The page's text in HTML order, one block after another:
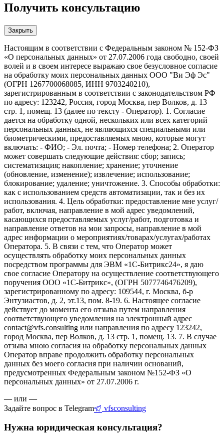
Получить консультацию
Закрыть
Настоящим в соответствии с Федеральным законом № 152-ФЗ
«О персональных данных» от 27.07.2006 года свободно, своей
волей и в своем интересе выражаю свое безусловное согласие
на обработку моих персональных данных ООО "Ви Эф Эс"
(ОГРН 1267700068085, ИНН 9703240210),
зарегистрированным в соответствии с законодательством РФ
по адресу: 123242, Россия, город Москва, пер Волков, д. 13
стр. 1, помещ. 13 (далее по тексту - Оператор). 1. Согласие
дается на обработку одной, нескольких или всех категорий
персональных данных, не являющихся специальными или
биометрическими, предоставляемых мною, которые могут
включать: - ФИО; - Эл. почта; - Номер телефона; 2. Оператор
может совершать следующие действия: сбор; запись;
систематизация; накопление; хранение; уточнение
(обновление, изменение); извлечение; использование;
блокирование; удаление; уничтожение. 3. Способы обработки:
как с использованием средств автоматизации, так и без их
использования. 4. Цель обработки: предоставление мне услуг/
работ, включая, направление в мой адрес уведомлений,
касающихся предоставляемых услуг/работ, подготовка и
направление ответов на мои запросы, направление в мой
адрес информации о мероприятиях/товарах/услугах/работах
Оператора. 5. В связи с тем, что Оператор может
осуществлять обработку моих персональных данных
посредством программы для ЭВМ «1С-Битрикс24», я даю
свое согласие Оператору на осуществление соответствующего
поручения ООО «1С-Битрикс», (ОГРН 5077746476209),
зарегистрированному по адресу: 109544, г. Москва, б-р
Энтузиастов, д. 2, эт.13, пом. 8-19. 6. Настоящее согласие
действует до момента его отзыва путем направления
соответствующего уведомления на электронный адрес
contact@vfs.consulting или направления по адресу 123242,
город Москва, пер Волков, д. 13 стр. 1, помещ. 13. 7. В случае
отзыва мною согласия на обработку персональных данных
Оператор вправе продолжить обработку персональных
данных без моего согласия при наличии оснований,
предусмотренных Федеральным законом №152-ФЗ «О
персональных данных» от 27.07.2006 г.
— или —
Задайте вопрос в Telegram
vfsconsulting
Нужна юридическая консультация?